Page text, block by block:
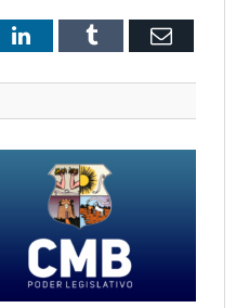
LinkedInTumblr Email